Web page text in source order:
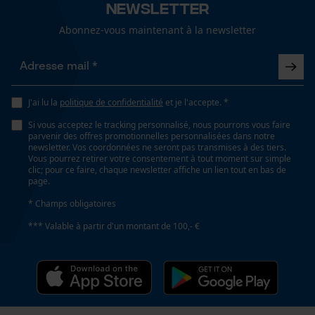
Non
Tension de chaîne sans outil
Non
Remplacement de chaîne sans outil
Indicateur de capacité de la batterie
Newsletter
Abonnez-vous maintenant à la newsletter
J'ai lu la politique de confidentialité et je l'accepte. *
Si vous acceptez le tracking personnalisé, nous pourrons vous faire
parvenir des offres promotionnelles personnalisées dans notre
newsletter. Vos coordonnées ne seront pas transmises à des tiers.
Vous pourrez retirer votre consentement à tout moment sur simple
clic; pour ce faire, chaque newsletter affiche un lien tout en bas de
page.
* Champs obligatoires
*** Valable à partir d'un montant de 100,- €
fonctionnalité
Loop54 Personalization
Page d'accueil personnalisée
Panier sauvegardé
Salutation personnelle
Géo-IP et détection des
Vidéos YouTube
Google Maps
Cookies marketing